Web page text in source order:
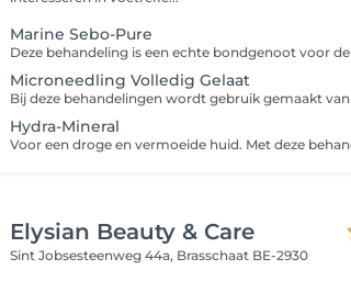
Marine Sebo-Pure
Microneedling Volledig Gelaat
Hydra-Mineral
Elysian Beauty & Care
Sint Jobsesteenweg 44a, Brasschaat BE-2930